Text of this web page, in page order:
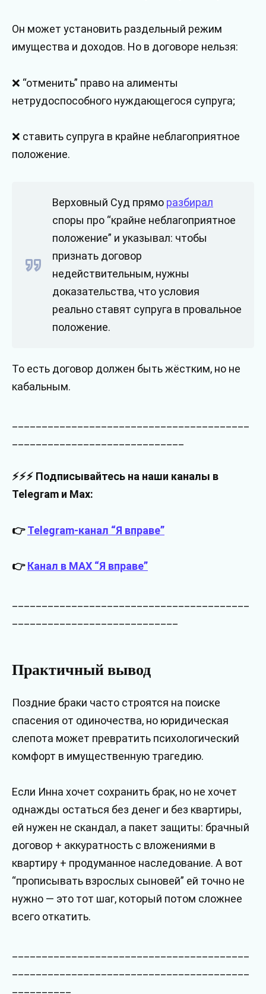
Он может установить раздельный режим
имущества и доходов. Но в договоре нельзя:
❌ “отменить” право на алименты
нетрудоспособного нуждающегося супруга;
❌ ставить супруга в крайне неблагоприятное
положение.
Верховный Суд прямо разбирал
споры про “крайне неблагоприятное
положение” и указывал: чтобы
признать договор
недействительным, нужны
доказательства, что условия
реально ставят супруга в провальное
положение.
То есть договор должен быть жёстким, но не
кабальным.
⚡⚡⚡ Подписывайтесь на наши каналы в
Telegram и Max:
👉Telegram-канал “Я вправе”
👉Канал в MAX “Я вправе”
Практичный вывод
Поздние браки часто строятся на поиске
спасения от одиночества, но юридическая
слепота может превратить психологический
комфорт в имущественную трагедию.
Если Инна хочет сохранить брак, но не хочет
однажды остаться без денег и без квартиры,
ей нужен не скандал, а пакет защиты: брачный
договор + аккуратность с вложениями в
квартиру + продуманное наследование. А вот
“прописывать взрослых сыновей” ей точно не
нужно — это тот шаг, который потом сложнее
всего откатить.